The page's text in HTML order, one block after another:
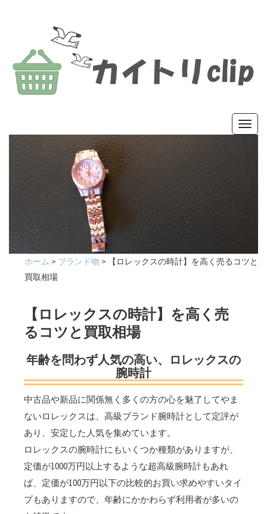
カイトリ
clip
色々な商品の買取・処分方法を紹介するサ
イト
ホーム > ブランド物 >
【ロレックスの時計】を高く売るコツと
買取相場
【ロレックスの時計】を高く売
るコツと買取相場
年齢を問わず人気の高い、ロレックスの
腕時計
中古品や新品に関係無く多くの方の心を魅了してやま
ないロレックスは、高級ブランド腕時計として定評が
あり、安定した人気を集めています。
ロレックスの腕時計にもいくつか種類がありますが、
定価が1000万円以上するような超高級腕時計もあれ
ば、定価が100万円以下の比較的お買い求めやすいタイ
プもありますので、年齢にかかわらず利用者が多いの